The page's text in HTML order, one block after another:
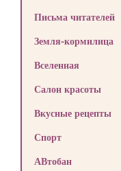
Письма читателей
Земля-кормилица
Вселенная
Салон красоты
Вкусные рецепты
Спорт
АВтобан